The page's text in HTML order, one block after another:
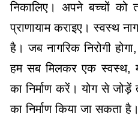
निकालिए। अपने बच्चों को
प्राणायाम कराइए। स्वस्थ
है। जब नागरिक निरोगी
हम सब मिलकर एक स्वस्थ,
का निर्माण करें। योग से
का निर्माण किया जा सकता है।